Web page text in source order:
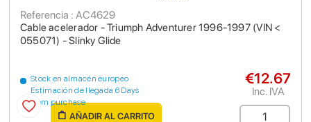
Cable acelerador - Triumph Adventurer 1996-1997 (VIN <
055071) - Slinky Glide
Referencia : AC4629
Stock en almacén europeo
Estimación de llegada 6 Days
from purchase
€12.67
Inc. IVA
AÑADIR AL CARRITO